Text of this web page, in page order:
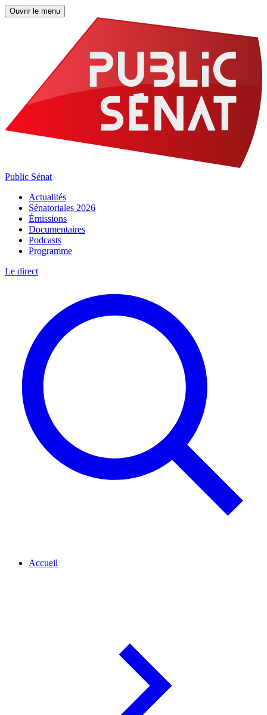
Ouvrir le menu
Public Sénat
Actualités
Sénatoriales 2026
Émissions
Documentaires
Podcasts
Programme
Le direct
Accueil